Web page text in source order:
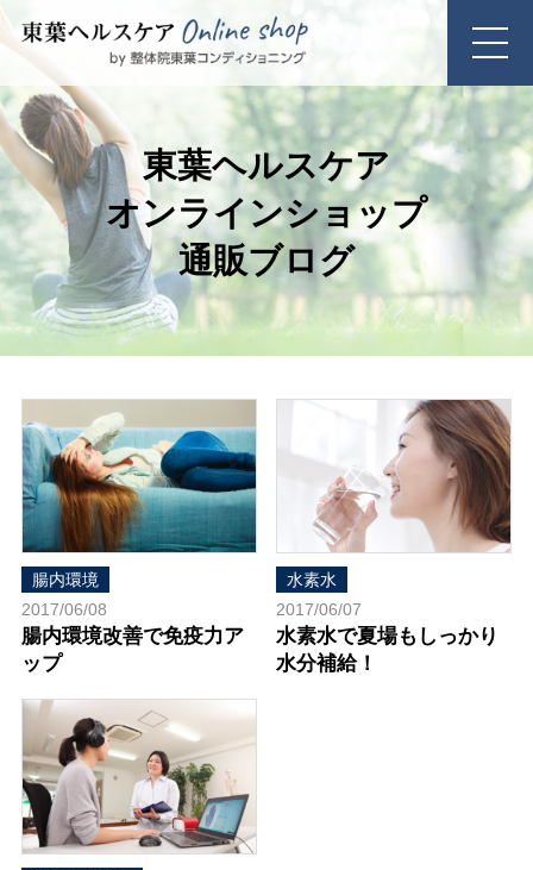
東葉ヘルスケア
オンラインショップ
通販ブログ
腸内環境
2017/06/08
腸内環境改善で免疫力ア
ップ
水素水
2017/06/07
水素水で夏場もしっかり
水分補給！